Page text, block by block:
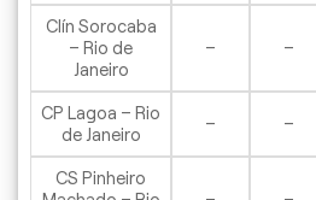
Clín Sorocaba
– Rio de
Janeiro
– –
CP Lagoa – Rio
de Janeiro
– –
CS Pinheiro